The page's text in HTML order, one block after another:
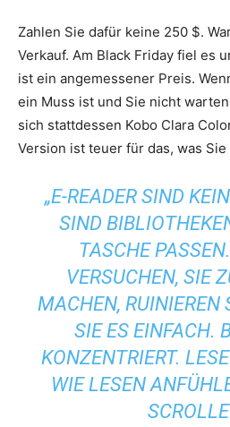
Zahlen Sie dafür keine 250 $.
Verkauf. Am Black Friday fiel es
ist ein angemessener Preis.
ein Muss ist und Sie nicht
sich stattdessen Kobo Clara
Version ist teuer für das, was Sie
„E-READER SIND
SIND
TASCHE
VERSUCHEN, SIE
MACHEN, RUINIEREN
SIE ES EINFACH.
KONZENTRIERT.
WIE LESEN